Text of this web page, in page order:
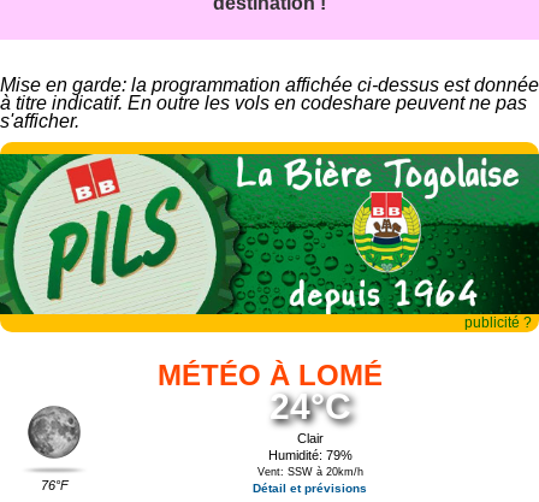
Mise en garde: la programmation affichée ci-dessus est donnée
à titre indicatif. En outre les vols en codeshare peuvent ne pas
s'afficher.
publicité ?
MÉTÉO À LOMÉ
76°F
24°C
Clair
Humidité: 79%
Vent: SSW à 20km/h
Détail et prévisions